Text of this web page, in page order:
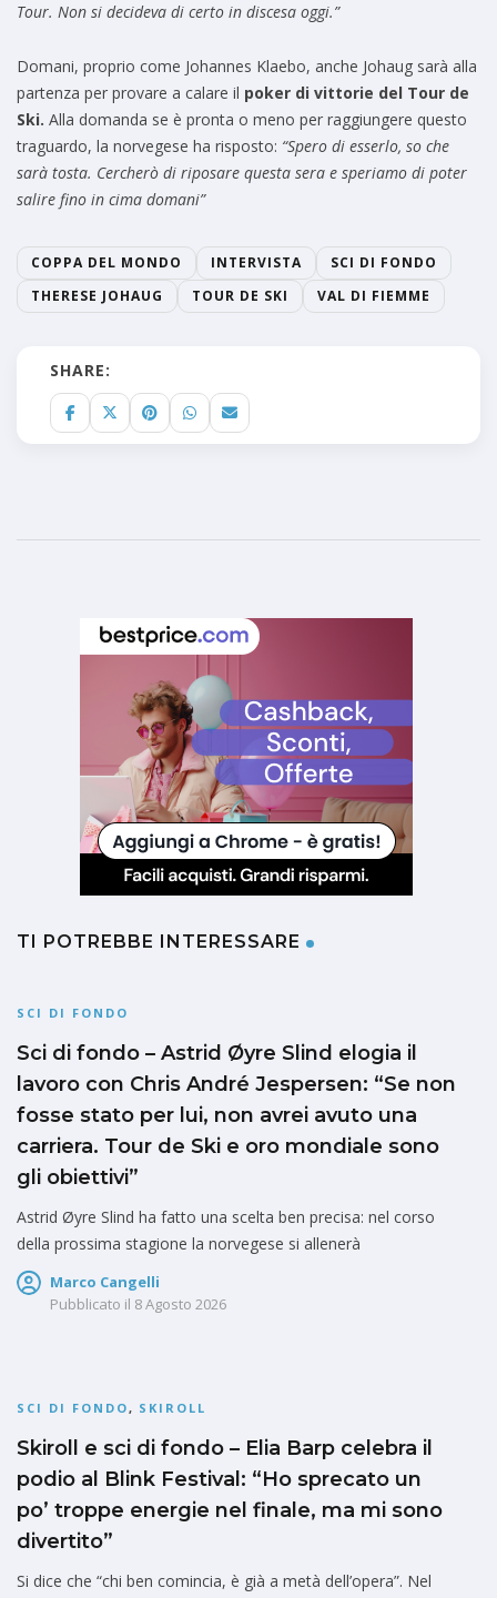
Tour. Non si decideva di certo in discesa oggi.”
Domani, proprio come Johannes Klaebo, anche Johaug sarà alla
partenza per provare a calare il poker di vittorie del Tour de
Ski. Alla domanda se è pronta o meno per raggiungere questo
traguardo, la norvegese ha risposto: “Spero di esserlo, so che
sarà tosta. Cercherò di riposare questa sera e speriamo di poter
salire fino in cima domani”
COPPA DEL MONDO INTERVISTA
SCI DI FONDO
THERESE JOHAUG
TOUR DE SKI VAL DI FIEMME
SHARE:
TI POTREBBE INTERESSARE
SCI DI FONDO
Sci di fondo – Astrid Øyre Slind elogia il
lavoro con Chris André Jespersen: “Se non
fosse stato per lui, non avrei avuto una
carriera. Tour de Ski e oro mondiale sono
gli obiettivi”
Astrid Øyre Slind ha fatto una scelta ben precisa: nel corso
della prossima stagione la norvegese si allenerà
Marco Cangelli
Pubblicato il 8 Agosto 2026
SCI DI FONDO, SKIROLL
Skiroll e sci di fondo – Elia Barp celebra il
podio al Blink Festival: “Ho sprecato un
po’ troppe energie nel finale, ma mi sono
divertito”
Si dice che “chi ben comincia, è già a metà dell’opera”. Nel